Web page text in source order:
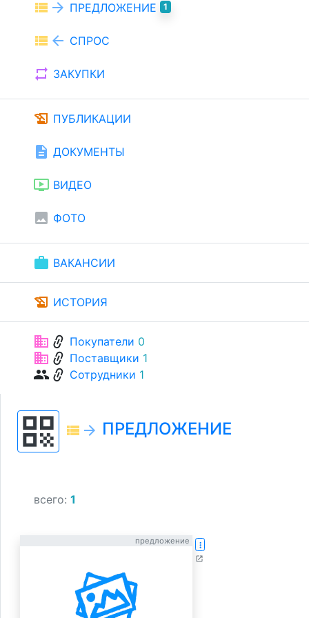
view_list arrow_forward ПРЕДЛОЖЕНИЕ 1
view_list arrow_back СПРОС
repeat ЗАКУПКИ
history_edu ПУБЛИКАЦИИ
description ДОКУМЕНТЫ
ondemand_video ВИДЕО
image ФОТО
work ВАКАНСИИ
history_edu ИСТОРИЯ
businesslink Покупатели 0
businesslink Поставщики 1
grouplink Сотрудники 1
qr_code view_list arrow_forward ПРЕДЛОЖЕНИЕ
всего: 1
предложение more_vert
open_in_new